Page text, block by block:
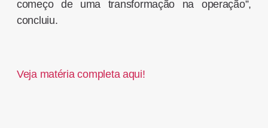
começo de uma transformação na operação”,
concluiu.
Veja matéria completa aqui!